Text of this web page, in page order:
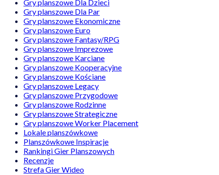
Gry planszowe Dla Dzieci
Gry planszowe Dla Par
Gry planszowe Ekonomiczne
Gry planszowe Euro
Gry planszowe Fantasy/RPG
Gry planszowe Imprezowe
Gry planszowe Karciane
Gry planszowe Kooperacyjne
Gry planszowe Kościane
Gry planszowe Legacy
Gry planszowe Przygodowe
Gry planszowe Rodzinne
Gry planszowe Strategiczne
Gry planszowe Worker Placement
Lokale planszówkowe
Planszówkowe Inspiracje
Rankingi Gier Planszowych
Recenzje
Strefa Gier Wideo